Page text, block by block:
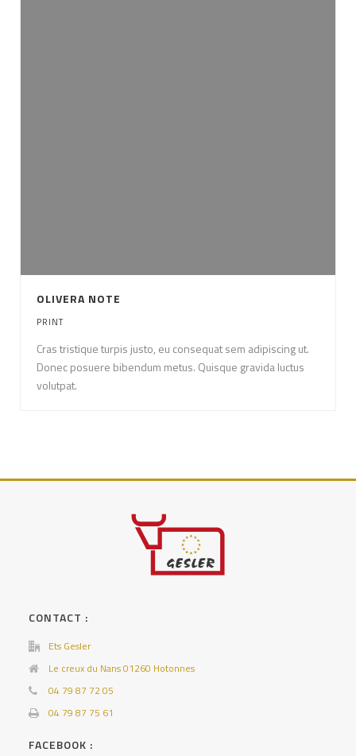
OLIVERA NOTE
PRINT
Cras tristique turpis justo, eu consequat sem adipiscing ut.
Donec posuere bibendum metus. Quisque gravida luctus
volutpat.
CONTACT :
Ets Gesler
Le creux du Nans 01260 Hotonnes
04 79 87 72 05
04 79 87 75 61
FACEBOOK :